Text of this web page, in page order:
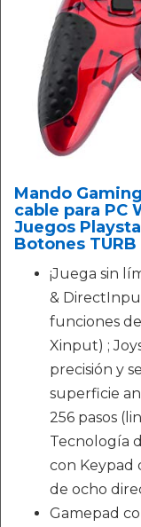
Mando
cable para PC
Juegos
Botones TURB
¡Juega sin
&
funciones
Xinput) ;
precisión y
superficie
256 pasos
Tecnología
con Keypad
de ocho
Gamepad